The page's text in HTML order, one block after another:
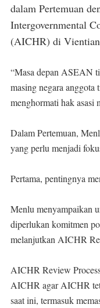
dalam Pertemuan
Intergovernmental
(AICHR) di
“Masa depan ASEAN
masing negara
menghormati hak asasi
Dalam Pertemuan,
yang perlu menjadi
Pertama, pentingnya
Menlu menyampaikan
diperlukan komitmen
melanjutkan AICHR
AICHR Review
AICHR agar AICHR
saat ini, termasuk